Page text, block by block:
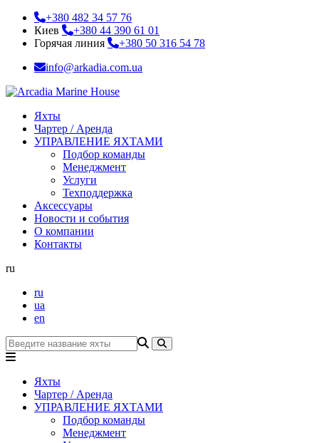
+380 482 34 57 76
Киев
+380 44 390 61 01
Горячая линия
+380 50 316 54 78
info@arkadia.com.ua
Яхты
Чартер / Аренда
УПРАВЛЕНИЕ ЯХТАМИ
Подбор команды
Менеджмент
Услуги
Техподдержка
Аксессуары
Новости и события
О компании
Контакты
ru
ru
ua
en
Яхты
Чартер / Аренда
УПРАВЛЕНИЕ ЯХТАМИ
Подбор команды
Менеджмент